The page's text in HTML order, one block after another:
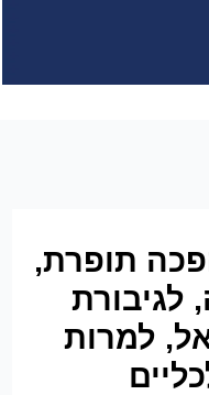
תופרת,
לגיבורת
למרות